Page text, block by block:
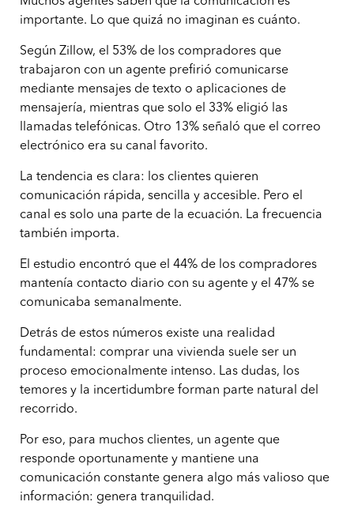
importante. Lo que quizá no imaginan es cuánto.
Según Zillow, el 53% de los compradores que
trabajaron con un agente prefirió comunicarse
mediante mensajes de texto o aplicaciones de
mensajería, mientras que solo el 33% eligió las
llamadas telefónicas. Otro 13% señaló que el correo
electrónico era su canal favorito.
La tendencia es clara: los clientes quieren
comunicación rápida, sencilla y accesible. Pero el
canal es solo una parte de la ecuación. La frecuencia
también importa.
El estudio encontró que el 44% de los compradores
mantenía contacto diario con su agente y el 47% se
comunicaba semanalmente.
Detrás de estos números existe una realidad
fundamental: comprar una vivienda suele ser un
proceso emocionalmente intenso. Las dudas, los
temores y la incertidumbre forman parte natural del
recorrido.
Por eso, para muchos clientes, un agente que
responde oportunamente y mantiene una
comunicación constante genera algo más valioso que
información: genera tranquilidad.